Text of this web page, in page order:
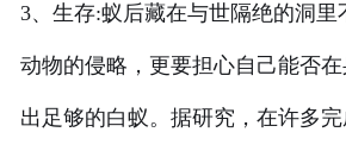
3、生存:蚁后藏在与世隔绝的洞里
动物的侵略，更要担心自己能否
出足够的白蚁。据研究，在许多